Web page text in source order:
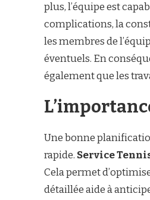
plus, l’équipe est
complications, la
les membres de
éventuels. En
également que les
Une bonne
rapide. Service
Cela permet
détaillée aide à